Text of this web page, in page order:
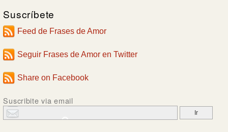
Suscríbete
Feed de Frases de Amor
Seguir Frases de Amor en Twitter
Share on Facebook
Suscribite via email